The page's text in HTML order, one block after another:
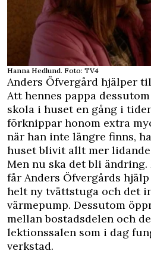
Hanna Hedlund. Foto: TV4
Anders Öfvergård hjälper
Att hennes pappa
skola i huset en gång i
förknippar honom extra
när han inte längre finns,
huset blivit allt mer
Men nu ska det bli
får Anders Öfvergårds
helt ny tvättstuga och det
värmepump. Dessutom
mellan bostadsdelen och
lektionssalen som i dag
verkstad.